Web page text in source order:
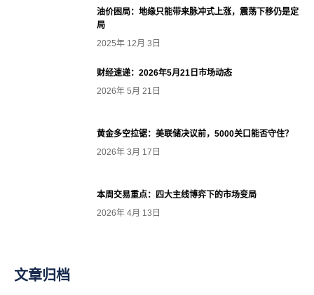
油价困局：地缘只能带来脉冲式上涨，震荡下移仍是定
局
2025年 12月 3日
财经速递：2026年5月21日市场动态
2026年 5月 21日
黄金多空拉锯：美联储决议前，5000关口能否守住？
2026年 3月 17日
本周交易重点：四大主线博弈下的市场变局
2026年 4月 13日
文章归档